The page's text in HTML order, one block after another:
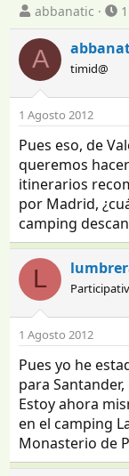
I
n
i
c
i
a
d
o
r
d
e
t
e
m
a
abbanatic
F
e
c
d
i
n
i
c
o
A timid@
1 Agosto 2012
Pues eso, de
queremos
itinerarios
por Madrid,
camping
L
1 Agosto 2012
Pues yo he
para
Estoy ahora
en el camping
Monasterio de